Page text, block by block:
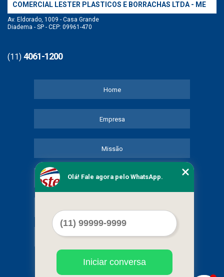
COMERCIAL LESTER PLASTICOS E BORRACHAS LTDA - ME
Av. Eldorado, 1009 - Casa Grande
Diadema - SP - CEP: 09961-470
(11) 4061-1200
Home
Empresa
Missão
Serviços
Mapa do site
Olá! Fale agora pelo WhatsApp.
Iniciar conversa